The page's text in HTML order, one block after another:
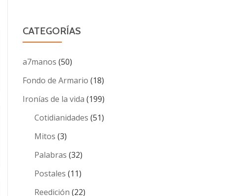
CATEGORÍAS
a7manos (50)
Fondo de Armario (18)
Ironías de la vida (199)
Cotidianidades (51)
Mitos (3)
Palabras (32)
Postales (11)
Reedición (22)